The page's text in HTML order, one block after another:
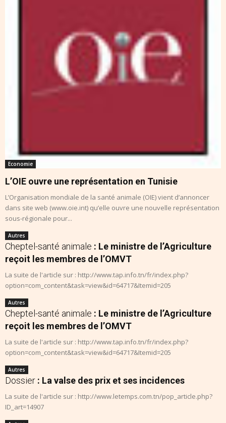
Economie
L’OIE ouvre une représentation en Tunisie
L’Organisation mondiale de la santé animale (OIE) vient d’annoncer
dans site web (www.oie.int) qu’elle ouvre une nouvelle représentation
sous-régionale pour...
Autres
Cheptel-santé animale : Le ministre de l’Agriculture
reçoit les membres de l’OMVT
La suite de l'article sur : http://www.tap.info.tn/fr/index.php?
option=com_content&task=view&id=64717&Itemid=205
Autres
Cheptel-santé animale : Le ministre de l’Agriculture
reçoit les membres de l’OMVT
La suite de l'article sur : http://www.tap.info.tn/fr/index.php?
option=com_content&task=view&id=64717&Itemid=205
Autres
Dossier : La valse des prix et ses incidences
La suite de l'article sur : http://www.letemps.com.tn/pop_article.php?
ID_art=14907